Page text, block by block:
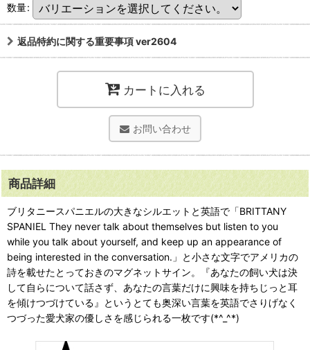
数量:
返品特約に関する重要事項 ver2604
カートに入れる
お問い合わせ
商品詳細
ブリタニースパニエルの大きなシルエットと英語で「BRITTANY
SPANIEL They never talk about themselves but listen to you
while you talk about yourself, and keep up an appearance of
being interested in the conversation.」と小さな文字でアメリカの
詩を載せたとっておきのマグネットサイン。『あなたの飼い犬は決
して自らについて話さず、あなたの言葉だけに興味を持ちじっと耳
を傾けつづけている』というとても奥深い言葉を英語でさりげなく
つづった愛犬家の優しさを感じられる一枚です(*^_^*)